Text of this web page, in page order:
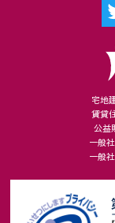
宅地
賃貸
公益
一般
一般